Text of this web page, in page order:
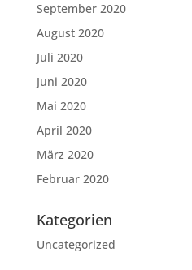
September 2020
August 2020
Juli 2020
Juni 2020
Mai 2020
April 2020
März 2020
Februar 2020
Kategorien
Uncategorized